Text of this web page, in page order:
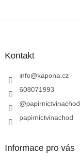
Kontakt
info@kapona.cz
608071993
@papirnictvinachod
papirnictvinachod
Informace pro vás